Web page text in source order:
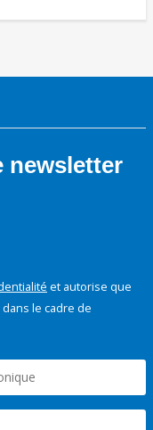
newsletter
et autorise que
le cadre de